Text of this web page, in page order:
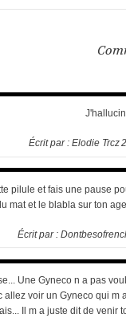
Écrit par : Elodie Trcz
pilule et fais une pause
mat et le blabla sur ton
Écrit par :
Une Gyneco n a pas
allez voir un Gyneco qui m
Il m a juste dit de venir